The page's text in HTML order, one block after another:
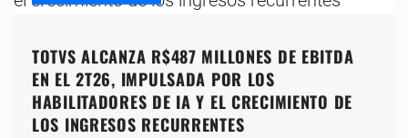
TOTVS ALCANZA R$487 MILLONES DE EBITDA
EN EL 2T26, IMPULSADA POR LOS
HABILITADORES DE IA Y EL CRECIMIENTO DE
LOS INGRESOS RECURRENTES